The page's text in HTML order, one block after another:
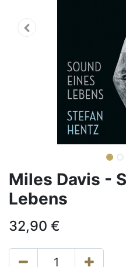
Miles Davis -
Lebens
32,90 €